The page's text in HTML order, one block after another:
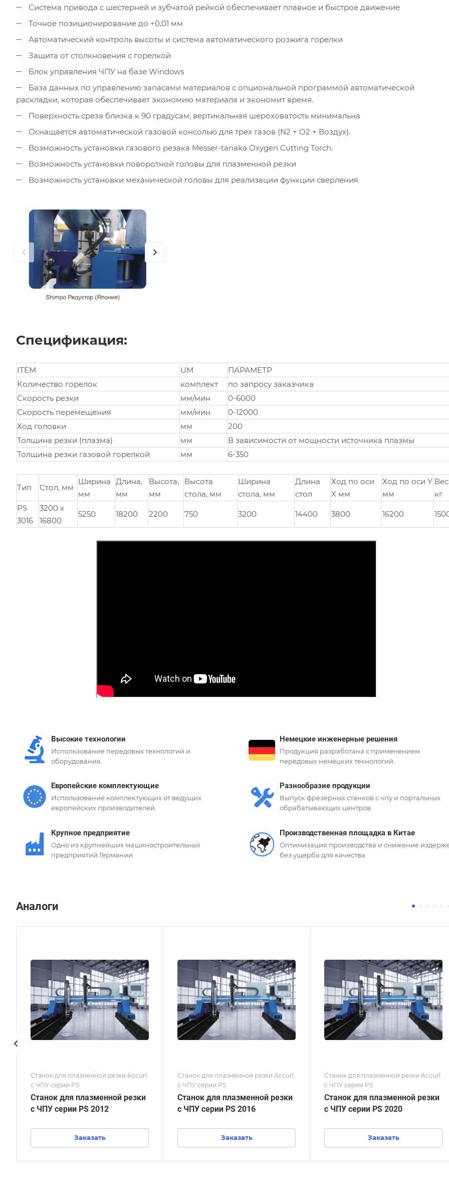
Система привода с шестерней и зубчатой рейкой обеспечивает плавное и быстрое движение
Точное позиционирование до +0,01 мм
Автоматический контроль высоты и система автоматического розжига горелки
Защита от столкновения с горелкой
Блок управления ЧПУ на базе Windows
База данных по управлению запасами материалов с опциональной программой автоматической
раскладки, которая обеспечивает экономию материала и экономит время.
Поверхность среза близка к 90 градусам, вертикальная шероховатость минимальна
Оснащается автоматической газовой консолью для трех газов (N2 + O2 + Воздух).
Возможность установки газового резака Messer-tanaka Oxygen Cutting Torch.
Возможность установки поворотной головы для плазменной резки
Возможность установки механической головы для реализации функции сверления
Спецификация:
ITEM UM
ПАРАМЕТР
Количество горелок
комплект
по запросу заказчика
Скорость резки
мм/мин
0-6000
Скорость перемещения
мм/мин
0-12000
Ход головки
мм
200
Толщина резки (плазма)
мм
В зависимости от мощности источника плазмы
Толщина резки газовой горелкой
мм 6-350
Тип Стол, мм
Ширина
мм
Длина,
мм
Высота,
мм
Высота
стола, мм
Ширина
стола, мм
Длина
стол
Ход по оси
X мм
Ход по оси Y
мм
Вес
кг
PS
3016
3200 x
16800
5250 18200 2200 750 3200 14400 3800 16200
Высокие технологии
Использование передовых технологий и
оборудования.
Немецкие инженерные решения
Продукция разработана с применением
передовых немецких технологий.
Европейские комплектующие
Использование комплектующих от ведущих
европейских производителей.
Разнообразие продукции
Выпуск фрезерных станков с чпу и портальных
обрабатывающих центров.
Крупное предприятие
Одно из крупнейших машиностроительных
предприятий Германии.
Производственная площадка в Китае
Оптимизация производства и снижение
без ущерба для качества.
Аналоги
Станок для плазменной резки Accurl
с ЧПУ серии PS
Станок для плазменной резки
с ЧПУ серии PS 2012
Заказать
Станок для плазменной резки Accurl
с ЧПУ серии PS
Станок для плазменной резки
с ЧПУ серии PS 2016
Заказать
Станок для плазменной резки Accurl
с ЧПУ серии PS
Станок для плазменной резки
с ЧПУ серии PS 2020
Заказать